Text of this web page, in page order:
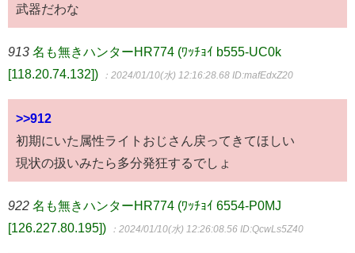
武器だわな
913 名も無きハンターHR774 (ﾜｯﾁｮｲ b555-UC0k
[118.20.74.132])
：2024/01/10(水) 12:16:28.68 ID:mafEdxZ20
>>912
初期にいた属性ライトおじさん戻ってきてほしい
現状の扱いみたら多分発狂するでしょ
922 名も無きハンターHR774 (ﾜｯﾁｮｲ 6554-P0MJ
[126.227.80.195])
：2024/01/10(水) 12:26:08.56 ID:QcwLs5Z40